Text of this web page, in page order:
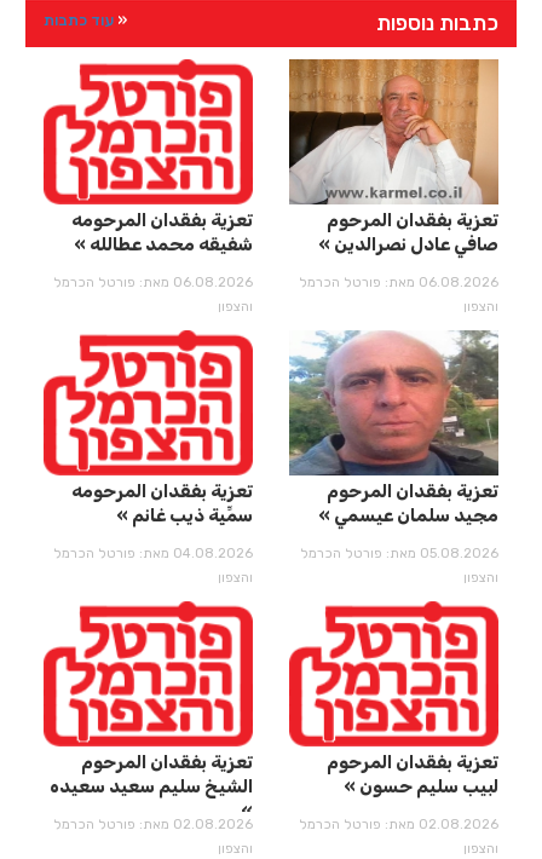
כתבות נוספות עוד כתבות
تعزية بفقدان المرحوم
صافي عادل نصرالدين
06.08.2026 מאת: פורטל הכרמל
והצפון
تعزية بفقدان المرحومه
شفيقه محمد عطالله
06.08.2026 מאת: פורטל הכרמל
והצפון
تعزية بفقدان المرحوم
مجيد سلمان عيسمي
05.08.2026 מאת: פורטל הכרמל
והצפון
تعزية بفقدان المرحومه
سمِّيِة ذيب غانم
04.08.2026 מאת: פורטל הכרמל
והצפון
تعزية بفقدان المرحوم
لبيب سليم حسون
02.08.2026 מאת: פורטל הכרמל
והצפון
تعزية بفقدان المرحوم
الشيخ سليم سعيد سعيده
02.08.2026 מאת: פורטל הכרמל
והצפון